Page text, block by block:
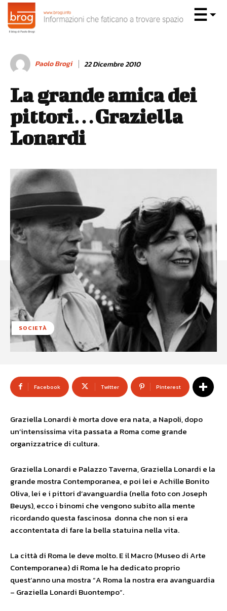
Paolo Brogi 22 Dicembre 2010
La grande amica dei
pittori…Graziella
Lonardi
SOCIETÀ
Facebook Twitter Pinterest
Graziella Lonardi è morta dove era nata, a Napoli, dopo
un’intensissima vita passata a Roma come grande
organizzatrice di cultura.
Graziella Lonardi e Palazzo Taverna, Graziella Lonardi e la
grande mostra Contemporanea, e poi lei e Achille Bonito
Oliva, lei e i pittori d’avanguardia (nella foto con Joseph
Beuys), ecco i binomi che vengono subito alla mente
ricordando questa fascinosa donna che non si era
accontentata di fare la bella statuina nella vita.
La città di Roma le deve molto. E il Macro (Museo di Arte
Contemporanea) di Roma le ha dedicato proprio
quest’anno una mostra “A Roma la nostra era avanguardia
– Graziella Lonardi Buontempo”.